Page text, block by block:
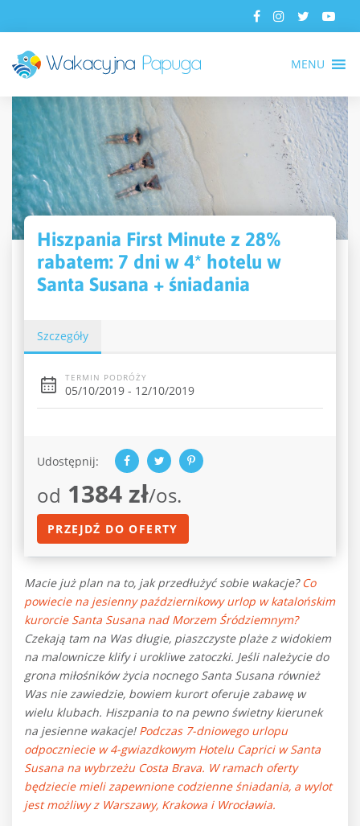
MENU
Hiszpania First Minute z 28%
rabatem: 7 dni w 4* hotelu w
Santa Susana + śniadania
Szczegóły
TERMIN PODRÓŻY
05/10/2019 - 12/10/2019
Udostępnij:
od 1384 zł/os.
PRZEJDŹ DO OFERTY
Macie już plan na to, jak przedłużyć sobie wakacje?Co
powiecie na jesienny październikowy urlop w katalońskim
kurorcie Santa Susana nad Morzem Śródziemnym?
Czekają tam na Was długie, piaszczyste plaże z widokiem
na malownicze klify i urokliwe zatoczki. Jeśli należycie do
grona miłośników życia nocnego Santa Susana również
Was nie zawiedzie, bowiem kurort oferuje zabawę w
wielu klubach. Hiszpania to na pewno świetny kierunek
na jesienne wakacje! Podczas 7-dniowego urlopu
odpoczniecie w 4-gwiazdkowym Hotelu Caprici w Santa
Susana na wybrzeżu Costa Brava. W ramach oferty
będziecie mieli zapewnione codzienne śniadania, a wylot
jest możliwy z Warszawy, Krakowa i Wrocławia.